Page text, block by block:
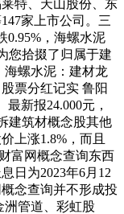
特、天山股份、东
家上市公司。三
0.95%，海螺水泥
您拾掇了归属于建
螺水泥：建材龙
票分红记实 鲁阳
新报24.000元，
建筑材概念股其他
上涨1.8%，而且
富网概念查询东西
日为2023年6月12
念查询并不形成投
洲管道、彩虹股